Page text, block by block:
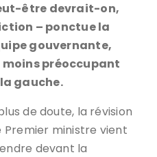
être devrait-on,
– ponctue la
gouvernante,
préoccupant
gauche.
de doute, la révision
ministre vient
devant la